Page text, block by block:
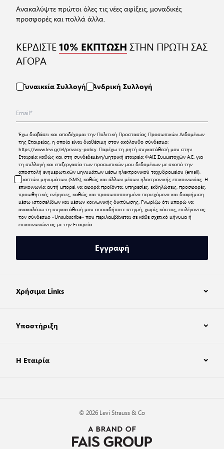
Ανακαλύψτε πρώτοι όλες τις νέες αφίξεις, μοναδικές
προσφορές και πολλά άλλα.
ΚΕΡΔΙΣΤΕ10% ΕΚΠΤΩΣΗ ΣΤΗΝ ΠΡΩΤΗ ΣΑΣ
ΑΓΟΡΑ
Γυναικεία Συλλογή Ανδρική Συλλογή
Έχω διαβάσει και αποδέχομαι την Πολιτική Προστασίας Προσωπικών Δεδομένων
της Εταιρείας, η οποία είναι διαθέσιμη στον ακόλουθο σύνδεσμο:
https://www.levi.gr/el/privacy-policy. Παρέχω τη ρητή συγκατάθεσή μου στην
Εταιρεία καθώς και στη συνδεδεμένη/μητρική εταιρεία ΦΑΙΣ Συμμετοχών Α.Ε. για
τη συλλογή και επεξεργασία των προσωπικών μου δεδομένων με σκοπό την
αποστολή ενημερωτικών μηνυμάτων μέσω ηλεκτρονικού ταχυδρομείου (email),
γραπτών μηνυμάτων (SMS), καθώς και άλλων μέσων ηλεκτρονικής επικοινωνίας. Η
επικοινωνία αυτή μπορεί να αφορά προϊόντα, υπηρεσίες, εκδηλώσεις, προσφορές,
προωθητικές ενέργειες, καθώς και προσωποποιημένο περιεχόμενο και διαφήμιση
μέσω ιστοσελίδων και μέσων κοινωνικής δικτύωσης. Γνωρίζω ότι μπορώ να
ανακαλέσω τη συγκατάθεσή μου οποιαδήποτε στιγμή, χωρίς κόστος, επιλέγοντας
τον σύνδεσμο «Unsubscribe» που περιλαμβάνεται σε κάθε σχετικό μήνυμα ή
επικοινωνώντας με την Εταιρεία.
Εγγραφή
Χρήσιμα Links
Υποστήριξη
Η Εταιρία
© 2026 Levi Strauss & Co